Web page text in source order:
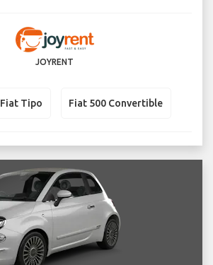
JOYRENT
Fiat Tipo Fiat 500 Convertible